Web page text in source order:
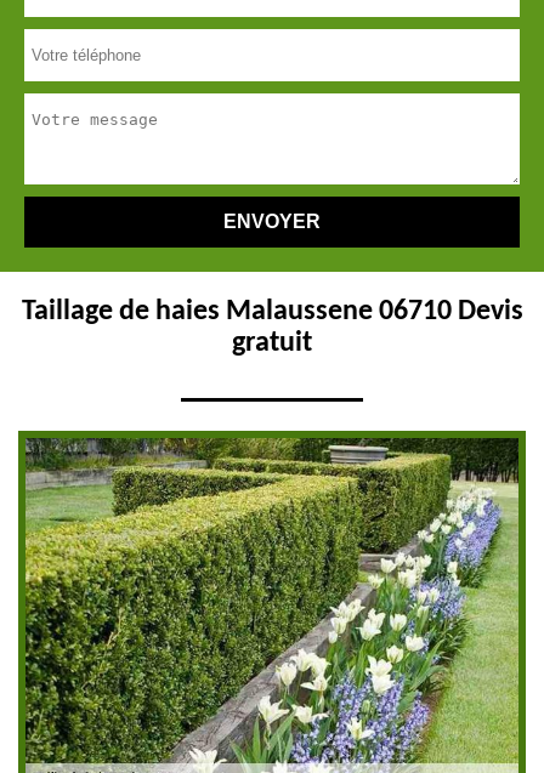
Taillage de haies Malaussene 06710 Devis
gratuit